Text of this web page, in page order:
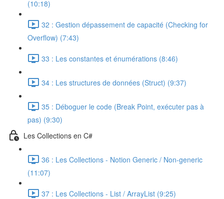
(10:18)
32 : Gestion dépassement de capacité (Checking for
Overflow) (7:43)
33 : Les constantes et énumérations (8:46)
34 : Les structures de données (Struct) (9:37)
35 : Déboguer le code (Break Point, exécuter pas à
pas) (9:30)
Les Collections en C#
36 : Les Collections - Notion Generic / Non-generic
(11:07)
37 : Les Collections - List / ArrayList (9:25)